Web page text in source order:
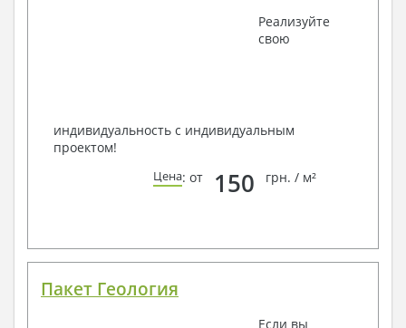
Реализуйте
свою
индивидуальность с индивидуальным
проектом!
Цена: от 150 грн. / м²
Пакет Геология
Если вы